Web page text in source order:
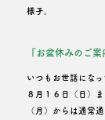
様子。
『お盆休みのご案
いつもお世話にな
８月１６日（日）
（月）からは通常